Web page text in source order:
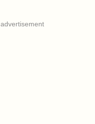
advertisement